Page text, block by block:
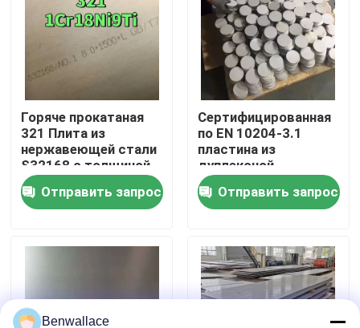
О нас
экскурсия по заводу
Контроль качества
Свяжитесь с нами
Запросите цитату
Горяче прокатаная
321 Плита из
нержавеющей стали
S32168 с толщиной
3,0 - 80,0 мм и
коррозионной
стойкостью
Отправить запрос
Сертифицированная
по EN 10204-3.1
пластина из
дуплексной
нержавеющей стали
марки 1.4462 2205,
изготовленная
прокатки
Отправить запрос
Benwallace